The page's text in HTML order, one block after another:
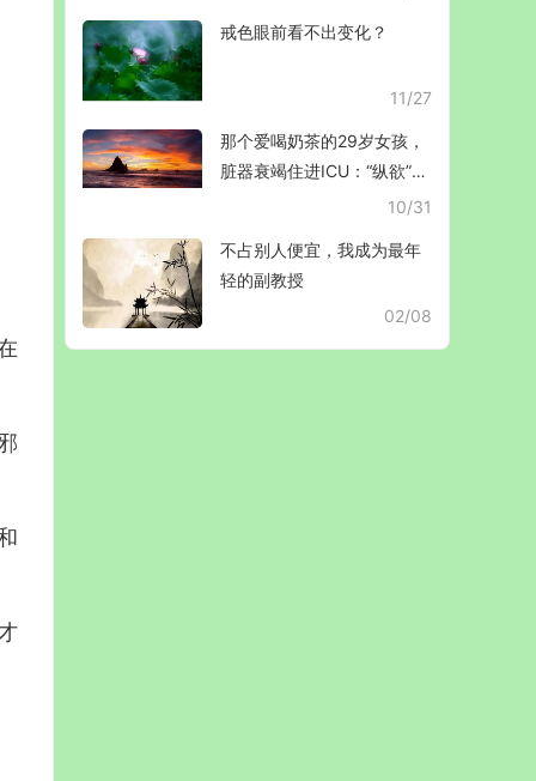
戒色眼前看不出变化？
11/27
那个爱喝奶茶的29岁女孩，
脏器衰竭住进ICU：“纵欲”，
10/31
不占别人便宜，我成为最年
轻的副教授
02/08